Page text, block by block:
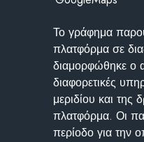
Το γράφημα
πλατφόρμα σε
διαμορφώθηκε ο
διαφορετικές
μεριδίου και
πλατφόρμα. Οι
περίοδο για την